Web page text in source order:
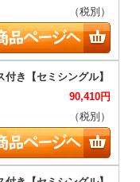
（税別）
90,410円
（税別）